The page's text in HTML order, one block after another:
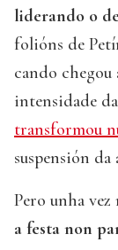
liderando o
folións de
cando chegou
intensidade
transformou
suspensión
Pero unha
a festa non